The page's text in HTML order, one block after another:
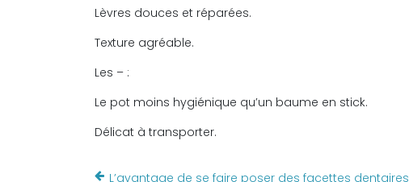
Lèvres douces et réparées.
Texture agréable.
Les – :
Le pot moins hygiénique qu’un baume en stick.
Délicat à transporter.
L’avantage de se faire poser des facettes dentaires